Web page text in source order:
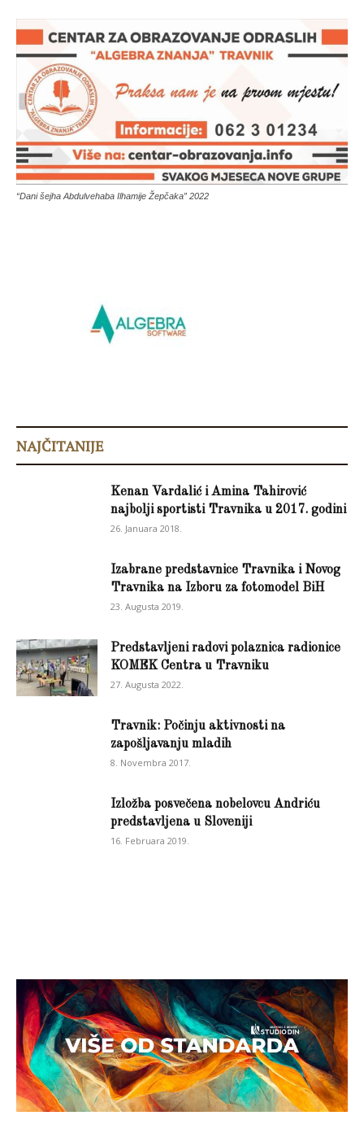
“Dani šejha Abdulvehaba Ilhamije Žepčaka” 2022
NAJČITANIJE
Kenan Vardalić i Amina Tahirović
najbolji sportisti Travnika u 2017. godini
26. Januara 2018.
Izabrane predstavnice Travnika i Novog
Travnika na Izboru za fotomodel BiH
23. Augusta 2019.
Predstavljeni radovi polaznica radionice
KOMEK Centra u Travniku
27. Augusta 2022.
Travnik: Počinju aktivnosti na
zapošljavanju mladih
8. Novembra 2017.
Izložba posvečena nobelovcu Andriću
predstavljena u Sloveniji
16. Februara 2019.